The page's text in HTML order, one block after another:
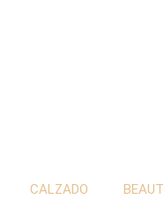
CALZADO